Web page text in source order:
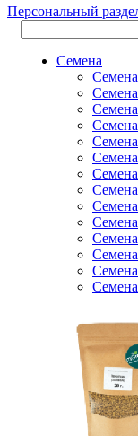
Персональный
Семена
Семена